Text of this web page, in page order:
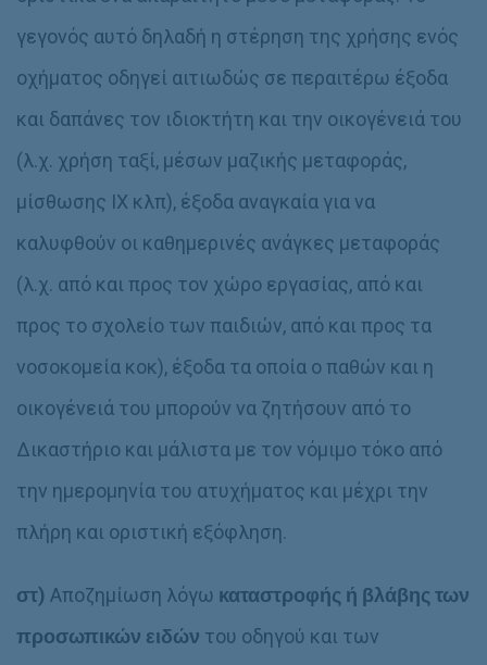
γεγονός αυτό δηλαδή η στέρηση της χρήσης ενός
οχήματος οδηγεί αιτιωδώς σε περαιτέρω έξοδα
και δαπάνες τον ιδιοκτήτη και την οικογένειά του
(λ.χ. χρήση ταξί, μέσων μαζικής μεταφοράς,
μίσθωσης ΙΧ κλπ), έξοδα αναγκαία για να
καλυφθούν οι καθημερινές ανάγκες μεταφοράς
(λ.χ. από και προς τον χώρο εργασίας, από και
προς το σχολείο των παιδιών, από και προς τα
νοσοκομεία κοκ), έξοδα τα οποία ο παθών και η
οικογένειά του μπορούν να ζητήσουν από το
Δικαστήριο και μάλιστα με τον νόμιμο τόκο από
την ημερομηνία του ατυχήματος και μέχρι την
πλήρη και οριστική εξόφληση.
στ) Αποζημίωση λόγω καταστροφής ή βλάβης των
προσωπικών ειδών του οδηγού και των